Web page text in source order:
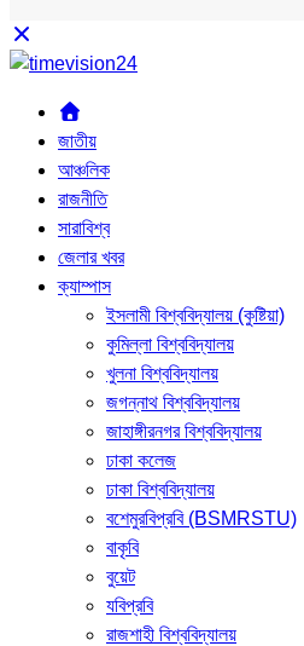
জাতীয়
আঞ্চলিক
রাজনীতি
সারাবিশ্ব
জেলার খবর
ক্যাম্পাস
ইসলামী বিশ্ববিদ্যালয় (কুষ্টিয়া)
কুমিল্লা বিশ্ববিদ্যালয়
খুলনা বিশ্ববিদ্যালয়
জগন্নাথ বিশ্ববিদ্যালয়
জাহাঙ্গীরনগর বিশ্ববিদ্যালয়
ঢাকা কলেজ
ঢাকা বিশ্ববিদ্যালয়
বশেমুরবিপ্রবি (BSMRSTU)
বাকৃবি
বুয়েট
যবিপ্রবি
রাজশাহী বিশ্ববিদ্যালয়